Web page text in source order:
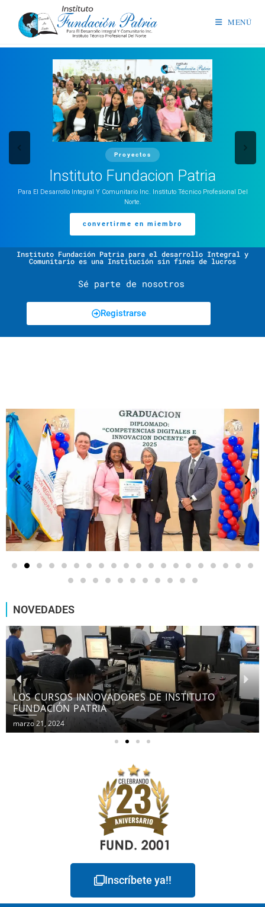
MENÚ
Proyectos
Instituto Fundacion Patria
Para El Desarrollo Integral Y Comunitario Inc. Instituto Técnico Profesional Del
Norte.
convertirme en miembro
Instituto Fundación Patria para el desarrollo Integral y
Comunitario es una Institución sin fines de lucros
Sé parte de nosotros
Registrarse
NOVEDADES
LOS CURSOS INNOVADORES DE INSTITUTO
FUNDACIÓN PATRIA
marzo 21, 2024
Inscríbete ya!!